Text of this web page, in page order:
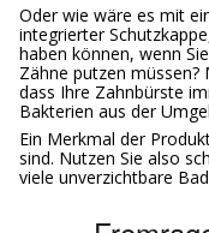
Oder wie wäre es mit
integrierter
haben können, wenn
Zähne putzen müssen?
dass Ihre Zahnbürste
Bakterien aus der
Ein Merkmal der
sind. Nutzen Sie also
viele unverzichtbare